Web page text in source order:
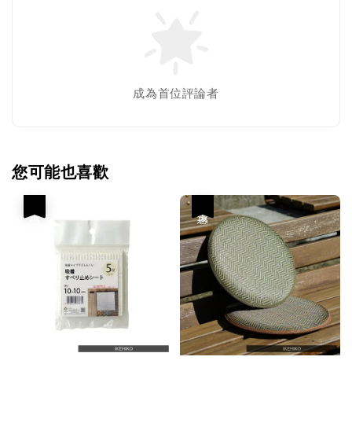
成為首位評論者
您可能也喜歡